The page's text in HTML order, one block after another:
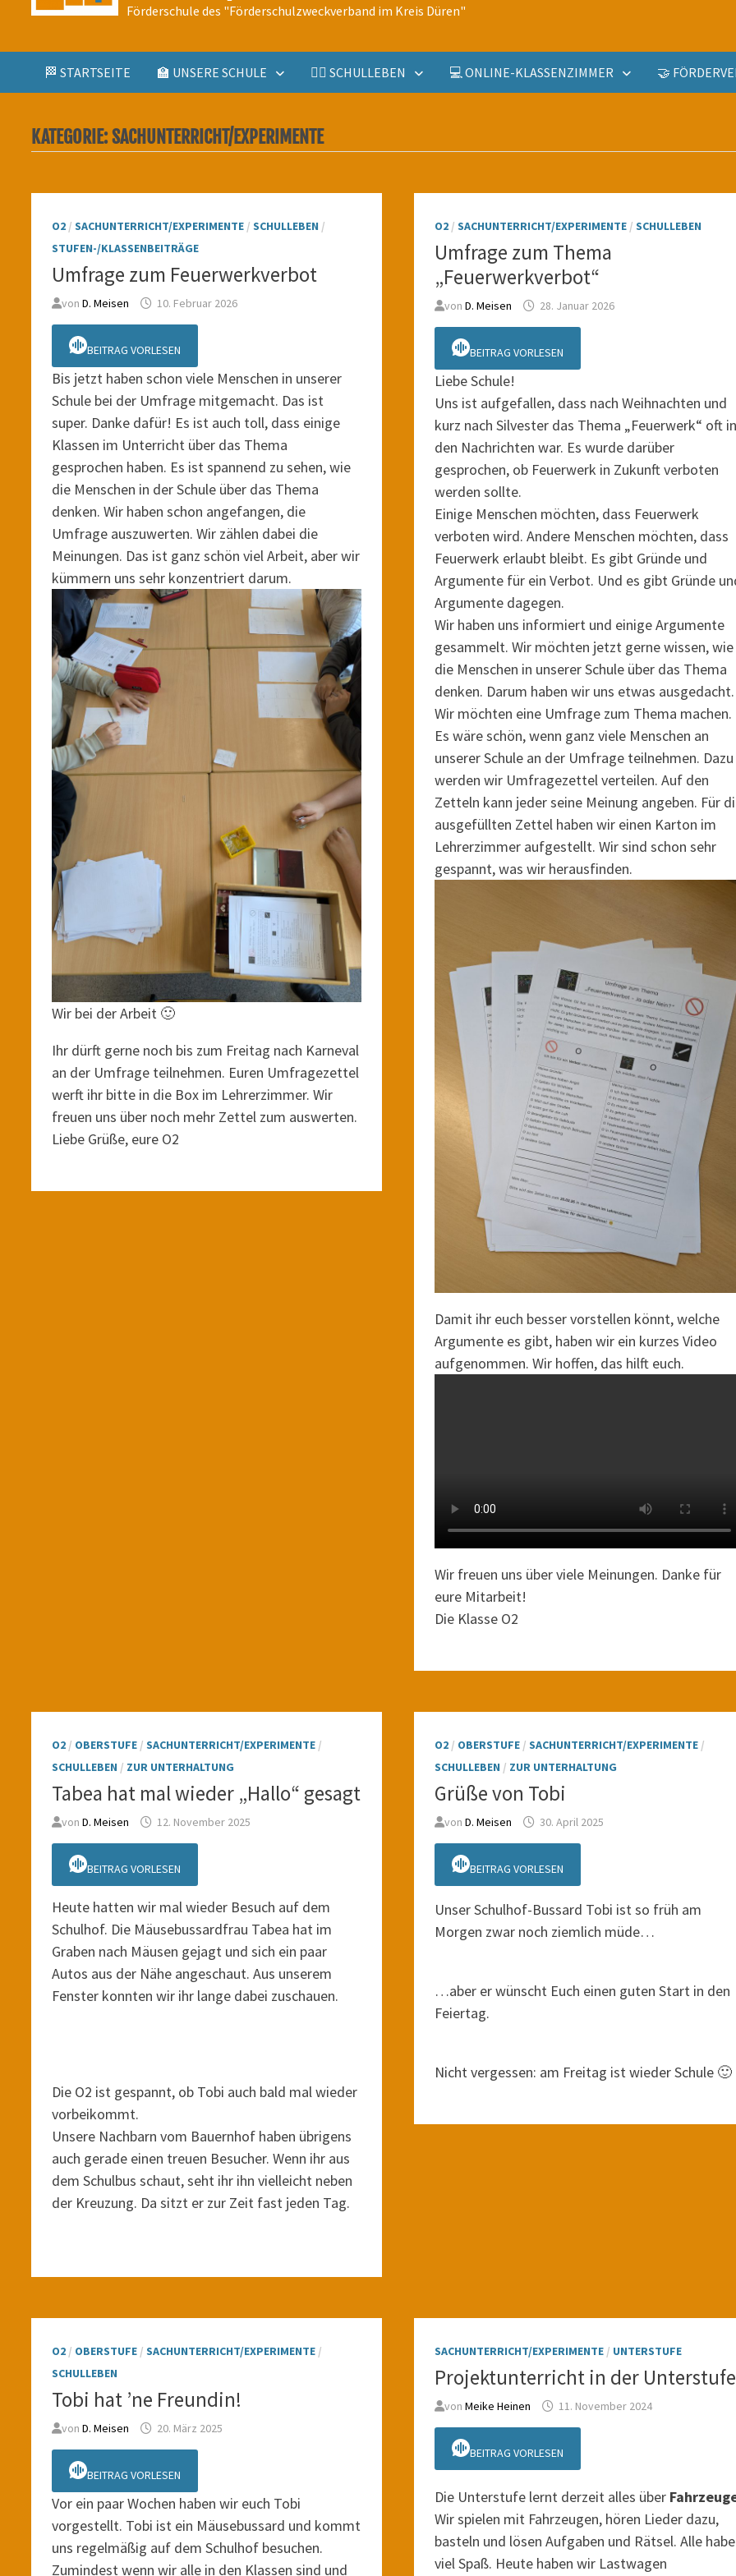
Förderschule des "Förderschulzweckverband im Kreis Düren"
🏁 STARTSEITE 🏫 UNSERE SCHULE 🤹‍♀️ SCHULLEBEN 💻 ONLINE-KLASSENZIMMER 🤝
KATEGORIE:SACHUNTERRICHT/EXPERIMENTE
O2 /SACHUNTERRICHT/EXPERIMENTE /SCHULLEBEN /
STUFEN-/KLASSENBEITRÄGE
Umfrage zum Feuerwerkverbot
vonD. Meisen 10. Februar 2026
BEITRAG VORLESEN
Bis jetzt haben schon viele Menschen in unserer
Schule bei der Umfrage mitgemacht. Das ist
super. Danke dafür! Es ist auch toll, dass einige
Klassen im Unterricht über das Thema
gesprochen haben. Es ist spannend zu sehen, wie
die Menschen in der Schule über das Thema
denken. Wir haben schon angefangen, die
Umfrage auszuwerten. Wir zählen dabei die
Meinungen. Das ist ganz schön viel Arbeit, aber wir
kümmern uns sehr konzentriert darum.
Wir bei der Arbeit 🙂
Ihr dürft gerne noch bis zum Freitag nach Karneval
an der Umfrage teilnehmen. Euren Umfragezettel
werft ihr bitte in die Box im Lehrerzimmer. Wir
freuen uns über noch mehr Zettel zum auswerten.
Liebe Grüße, eure O2
O2/ SACHUNTERRICHT/EXPERIMENTE/ SCHULLEBEN
Umfrage zum Thema
„Feuerwerkverbot“
von D. Meisen 28. Januar 2026
BEITRAG VORLESEN
Liebe Schule!
Uns ist aufgefallen, dass nach Weihnachten und
kurz nach Silvester das Thema „Feuerwerk“ oft in
den Nachrichten war. Es wurde darüber
gesprochen, ob Feuerwerk in Zukunft verboten
werden sollte.
Einige Menschen möchten, dass Feuerwerk
verboten wird. Andere Menschen möchten, dass
Feuerwerk erlaubt bleibt. Es gibt Gründe und
Argumente für ein Verbot. Und es gibt Gründe
Argumente dagegen.
Wir haben uns informiert und einige Argumente
gesammelt. Wir möchten jetzt gerne wissen, wie
die Menschen in unserer Schule über das Thema
denken. Darum haben wir uns etwas ausgedacht.
Wir möchten eine Umfrage zum Thema machen.
Es wäre schön, wenn ganz viele Menschen an
unserer Schule an der Umfrage teilnehmen. Dazu
werden wir Umfragezettel verteilen. Auf den
Zetteln kann jeder seine Meinung angeben. Für
ausgefüllten Zettel haben wir einen Karton im
Lehrerzimmer aufgestellt. Wir sind schon sehr
gespannt, was wir herausfinden.
Damit ihr euch besser vorstellen könnt, welche
Argumente es gibt, haben wir ein kurzes Video
aufgenommen. Wir hoffen, das hilft euch.
Wir freuen uns über viele Meinungen. Danke für
eure Mitarbeit!
Die Klasse O2
O2 / OBERSTUFE /SACHUNTERRICHT/EXPERIMENTE /
SCHULLEBEN / ZUR UNTERHALTUNG
Tabea hat mal wieder „Hallo“ gesagt
vonD. Meisen 12. November 2025
BEITRAG VORLESEN
Heute hatten wir mal wieder Besuch auf dem
Schulhof. Die Mäusebussardfrau Tabea hat im
Graben nach Mäusen gejagt und sich ein paar
Autos aus der Nähe angeschaut. Aus unserem
Fenster konnten wir ihr lange dabei zuschauen.
Die O2 ist gespannt, ob Tobi auch bald mal wieder
vorbeikommt.
Unsere Nachbarn vom Bauernhof haben übrigens
auch gerade einen treuen Besucher. Wenn ihr aus
dem Schulbus schaut, seht ihr ihn vielleicht neben
der Kreuzung. Da sitzt er zur Zeit fast jeden Tag.
O2/ OBERSTUFE/ SACHUNTERRICHT/EXPERIMENTE/
SCHULLEBEN / ZUR UNTERHALTUNG
Grüße von Tobi
von D. Meisen 30. April 2025
BEITRAG VORLESEN
Unser Schulhof-Bussard Tobi ist so früh am
Morgen zwar noch ziemlich müde…
…aber er wünscht Euch einen guten Start in den
Feiertag.
Nicht vergessen: am Freitag ist wieder Schule 🙂
O2 / OBERSTUFE /SACHUNTERRICHT/EXPERIMENTE /
SCHULLEBEN
Tobi hat ’ne Freundin!
vonD. Meisen 20. März 2025
BEITRAG VORLESEN
Vor ein paar Wochen haben wir euch Tobi
vorgestellt. Tobi ist ein Mäusebussard und kommt
uns regelmäßig auf dem Schulhof besuchen.
Zumindest wenn wir alle in den Klassen sind und
SACHUNTERRICHT/EXPERIMENTE/ UNTERSTUFE
Projektunterricht in der Unterstufe
von Meike Heinen 11. November 2024
BEITRAG VORLESEN
Die Unterstufe lernt derzeit alles über
Wir spielen mit Fahrzeugen, hören Lieder dazu,
basteln und lösen Aufgaben und Rätsel. Alle
viel Spaß. Heute haben wir Lastwagen